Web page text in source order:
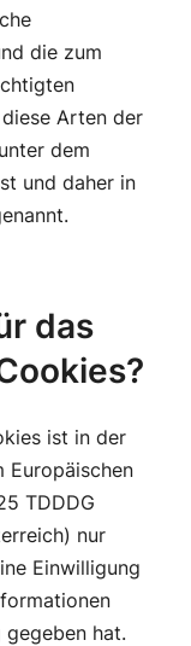
die zum
Arten der
dem
und daher in
das
ist in der
Europäischen
TDDDG
nur
Einwilligung
hat.